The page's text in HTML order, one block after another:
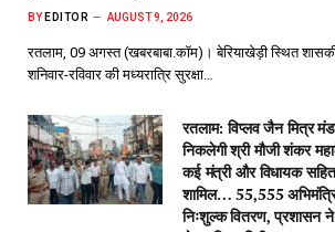
BY EDITOR AUGUST 9, 2026
रतलाम, 09 अगस्त (खबरबाबा.कॉम)। बेरियाखेड़ी स्थित
शनिवार-रविवार की मध्यरात्रि सुरक्षा…
रतलाम: विप्लव जैन मित्र
निकलेगी श्री मौजी शंकर
कई मंत्री और विधायक
शामिल… 55,555
निःशुल्क वितरण, प्रशासन ने